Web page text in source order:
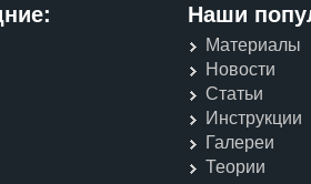
Наши
Материалы
Новости
Статьи
Инструкции
Галереи
Теории